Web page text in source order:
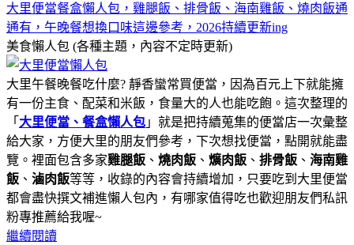
大里便當餐盒懶人包，雞腿飯、排骨飯、海南雞飯、燒肉飯通
通有，午晚餐想換口味這邊參考，2026持續更新ing
美食懶人包 (各種主題，內容不定時更新)
大里午餐晚餐吃什麼? 靜香蠻常買便當，因為百元上下就能擁
有一份主食、配菜和米飯，食量大的人也能吃飽。這次整理的
「 大里便當、餐盒懶人包 」就是把持續蒐集的便當店一次彙整
給大家，方便大里的朋友們參考，下次想找便當，點開就能盡
覽。裡面包含多家雞腿飯 、 燒肉飯 、 爌肉飯 、 排骨飯 、 海南雞
飯 、 滷肉飯等等，收錄的內容會持續增加，只要吃到大里便當
都會盡快撰文補進懶人包內，有哪家值得吃也歡迎朋友們私訊
粉專推薦給我喔~
繼續閱讀